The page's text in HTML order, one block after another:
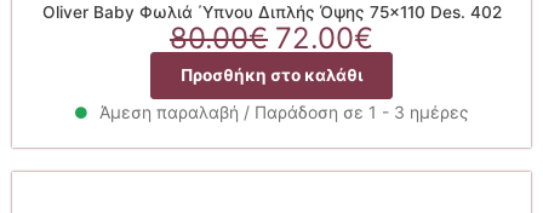
Oliver Baby Φωλιά ΄Υπνου Διπλής Όψης 75×110 Des. 402
80.00€ Original
price
was:
80.00€.
72.00€
τρέχουσα
τιμή
είναι:
72.00€.
Προσθήκη στο καλάθι
Άμεση παραλαβή / Παράδοση σε 1 - 3 ημέρες